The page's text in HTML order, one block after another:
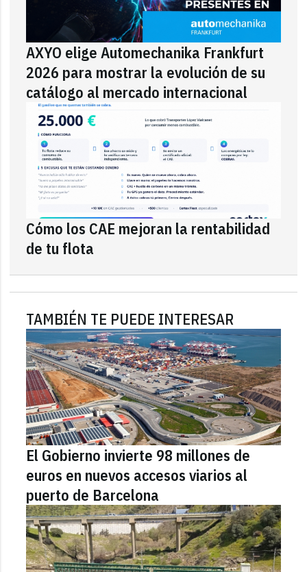
AXYO elige Automechanika Frankfurt
2026 para mostrar la evolución de su
catálogo al mercado internacional
Cómo los CAE mejoran la rentabilidad
de tu flota
TAMBIÉN TE PUEDE INTERESAR
El Gobierno invierte 98 millones de
euros en nuevos accesos viarios al
puerto de Barcelona